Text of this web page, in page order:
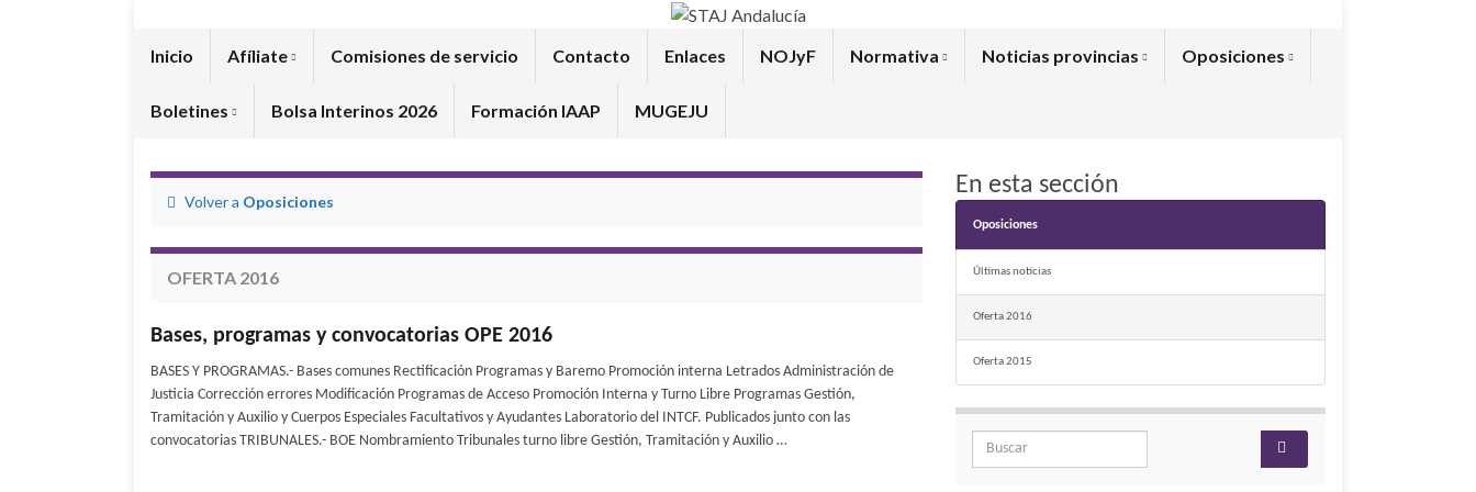
Inicio Afíliate Comisiones de servicio Contacto Enlaces NOJyF Normativa Noticias provincias Oposiciones
Boletines Bolsa Interinos 2026 Formación IAAP MUGEJU
Volver a Oposiciones
OFERTA 2016
Bases, programas y convocatorias OPE 2016
BASES Y PROGRAMAS.- Bases comunes Rectificación Programas y Baremo Promoción interna Letrados Administración de
Justicia Corrección errores Modificación Programas de Acceso Promoción Interna y Turno Libre Programas Gestión,
Tramitación y Auxilio y Cuerpos Especiales Facultativos y Ayudantes Laboratorio del INTCF. Publicados junto con las
convocatorias TRIBUNALES.- BOE Nombramiento Tribunales turno libre Gestión, Tramitación y Auxilio …
En esta sección
Oposiciones
Últimas noticias
Oferta 2016
Oferta 2015
Search for: